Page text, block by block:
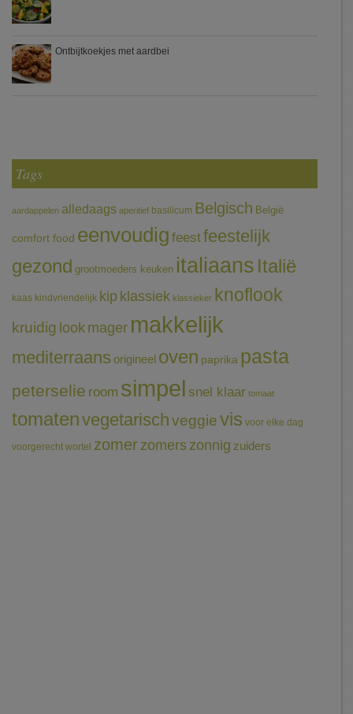
Ontbijtkoekjes met aardbei
Tags
aardappelen alledaags aperitief basilicum Belgisch België
comfort food eenvoudig feestfeestelijk
gezond grootmoeders keuken italiaans Italië
kaas kindvriendelijk kip klassiek klassieker knoflook
kruidig look mager makkelijk
mediterraans origineel oven paprika pasta
peterselie room simpel snel klaar tomaat
tomatenvegetarischveggievis voor elke dag
voorgerecht wortel zomerzomerszonnig zuiders